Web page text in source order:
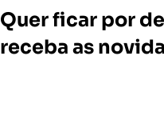
Quer ficar por
receba as